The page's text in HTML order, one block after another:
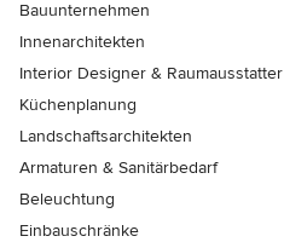
Bauunternehmen
Innenarchitekten
Interior Designer & Raumausstatter
Küchenplanung
Landschaftsarchitekten
Armaturen & Sanitärbedarf
Beleuchtung
Einbauschränke